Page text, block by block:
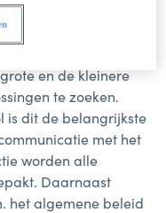
dat de juiste
dit probleem op te
en de kleinere
te zoeken.
is dit de belangrijkste
met het
worden alle
Daarnaast
het algemene beleid